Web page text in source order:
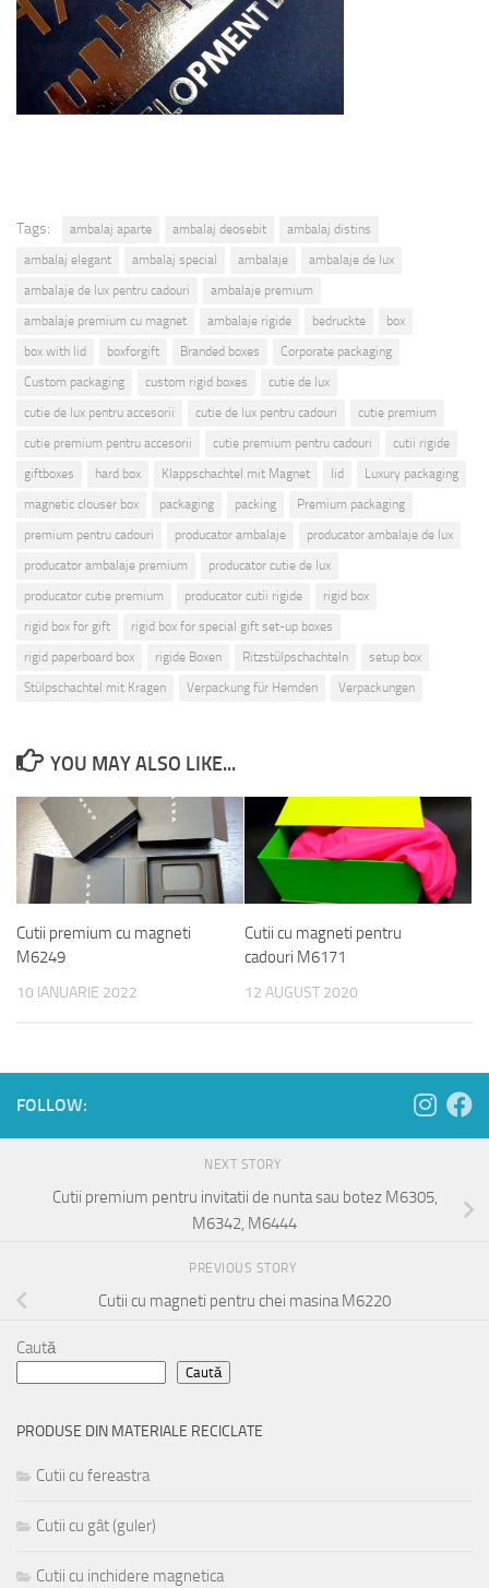
Tags: ambalaj aparte ambalaj deosebit
ambalaj distins
ambalaj elegant
ambalaj special ambalaje
ambalaje de lux
ambalaje de lux pentru cadouri
ambalaje premium
ambalaje premium cu magnet
ambalaje rigide bedruckte
box
box with lid
boxforgift Branded boxes
Corporate packaging
Custom packaging
custom rigid boxes
cutie de lux
cutie de lux pentru accesorii
cutie de lux pentru cadouri
cutie premium
cutie premium pentru accesorii
cutie premium pentru cadouri
cutii rigide
giftboxes
hard box Klappschachtel mit Magnet lid
Luxury packaging
magnetic clouser box
packaging packing
Premium packaging
premium pentru cadouri
producator ambalaje
producator ambalaje de lux
producator ambalaje premium
producator cutie de lux
producator cutie premium
producator cutii rigide
rigid box
rigid box for gift
rigid box for special gift set-up boxes
rigid paperboard box
rigide Boxen Ritzstülpschachteln
setup box
Stülpschachtel mit Kragen
Verpackung für Hemden Verpackungen
YOU MAY ALSO LIKE...
Cutii premium cu magneti
M6249
10 IANUARIE 2022
Cutii cu magneti pentru
cadouri M6171
12 AUGUST 2020
FOLLOW:
NEXT STORY
Cutii premium pentru invitatii de nunta sau botez M6305,
M6342, M6444
PREVIOUS STORY
Cutii cu magneti pentru chei masina M6220
Caută
Caută
PRODUSE DIN MATERIALE RECICLATE
Cutii cu fereastra
Cutii cu gât (guler)
Cutii cu inchidere magnetica